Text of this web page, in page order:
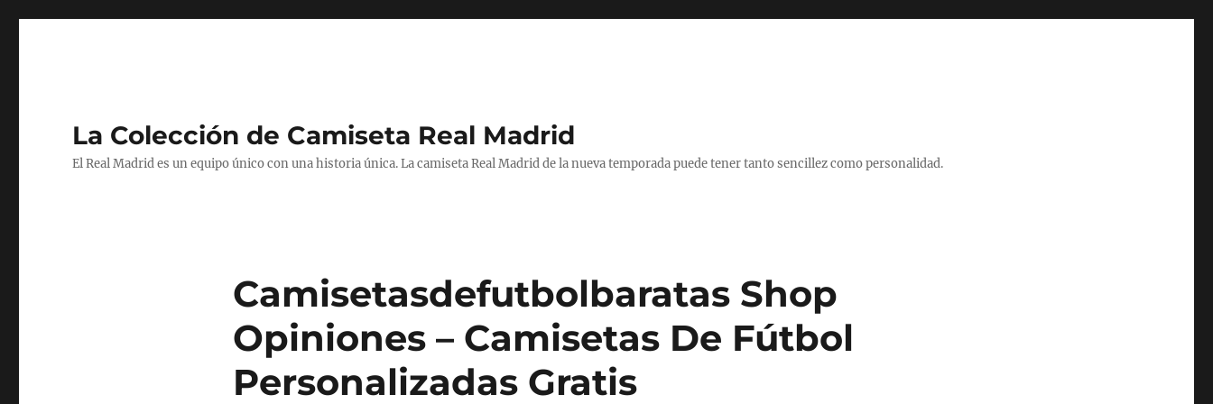
La Colección de Camiseta Real Madrid
El Real Madrid es un equipo único con una historia única. La camiseta Real Madrid de la nueva temporada puede tener tanto sencillez como personalidad.
Camisetasdefutbolbaratas Shop
Opiniones – Camisetas De Fútbol
Personalizadas Gratis